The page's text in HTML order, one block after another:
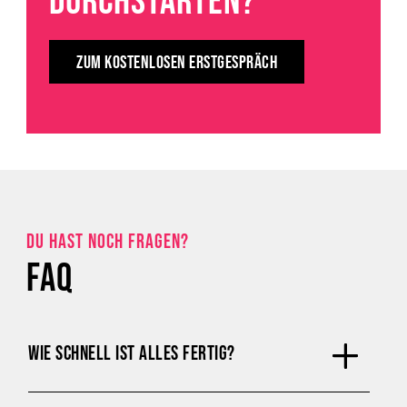
ZUM KOSTENLOSEN ERSTGESPRÄCH
DU HAST NOCH FRAGEN?
FAQ
WIE SCHNELL IST ALLES FERTIG?